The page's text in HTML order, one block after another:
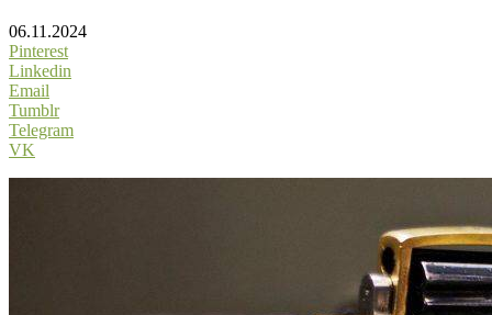
06.11.2024
Pinterest
Linkedin
Email
Tumblr
Telegram
VK